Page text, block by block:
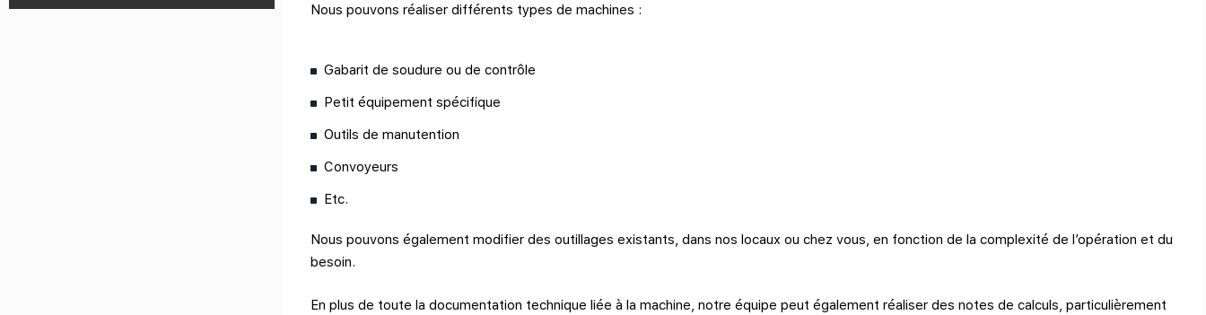
Nous pouvons réaliser différents types de machines :
Gabarit de soudure ou de contrôle
Petit équipement spécifique
Outils de manutention
Convoyeurs
Etc.
Nous pouvons également modifier des outillages existants, dans nos locaux ou chez vous, en fonction de la complexité de l’opération et du
besoin.
En plus de toute la documentation technique liée à la machine, notre équipe peut également réaliser des notes de calculs, particulièrement